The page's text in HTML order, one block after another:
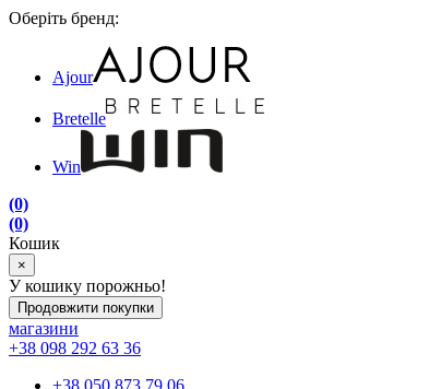
Оберіть бренд:
Ajour
Bretelle
Win
(0)
(0)
Кошик
×
У кошику порожньо!
Продовжити покупки
магазини
+38 098 292 63 36
+38 050 873 79 06